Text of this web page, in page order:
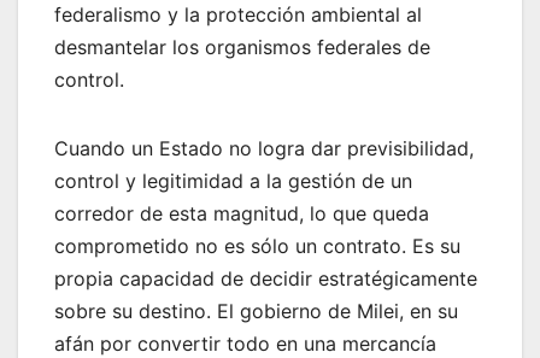
federalismo y la protección ambiental al
desmantelar los organismos federales de
control.
Cuando un Estado no logra dar previsibilidad,
control y legitimidad a la gestión de un
corredor de esta magnitud, lo que queda
comprometido no es sólo un contrato. Es su
propia capacidad de decidir estratégicamente
sobre su destino. El gobierno de Milei, en su
afán por convertir todo en una mercancía